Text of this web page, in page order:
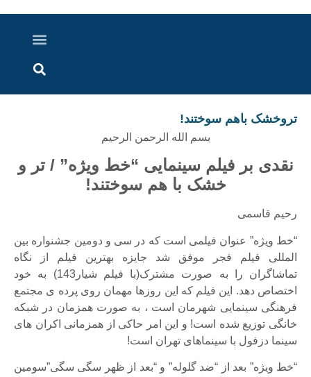
تروخشک باهم سوختند!
بسم الله الرحمن الرحیم
نقدی بر فیلم سینمایی “خط ویژه” / تر و
خشک با هم سوختند!
رحیم قاسمی
“خط ویژه” عنوان فیلمی است که در سی و دومین جشنواره بین
المللی فیلم فجر موفق شد جایزه بهترین فیلم از نگاه
تماشاگران را به صورت مشترک(با فیلم شیار143) به خود
اختصاص دهد. این فیلم که این روزها مهمان روی پرده ی مجتمع
فرهنگی سینمایی شهرمان است ، به صورت همزمان در شبکه
خانگی توزیع شده است! و این امر حاکی از همزمانی اکران های
سینما دزفول با سینماهای تهران است!
“خط ویژه” بعد از “ضد گلوله” و “بعد از ظهر سگی سگی”سومین